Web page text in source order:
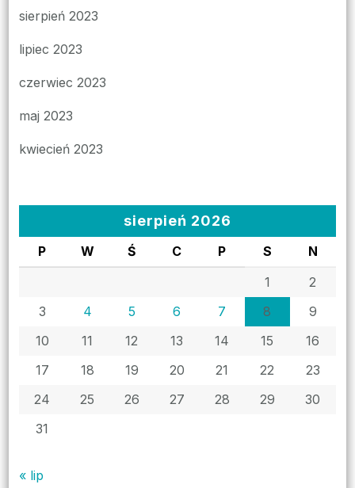
sierpień 2023
lipiec 2023
czerwiec 2023
maj 2023
kwiecień 2023
sierpień 2026
P W Ś C P S
N
1
2
3
4 5 6 7 8
9
10
11 12 13 14 15
16
17
18 19 20 21 22
23
24
25 26 27 28 29
30
31
« lip